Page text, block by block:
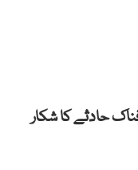
حادثے کا شکار